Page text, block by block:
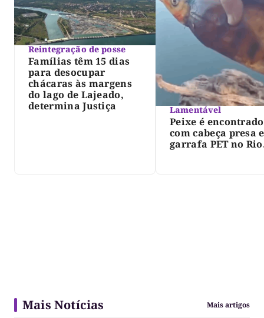
Reintegração de posse
Famílias têm 15 dias
para desocupar
chácaras às margens
do lago de Lajeado,
determina Justiça
Lamentável
Peixe é encontrado
com cabeça presa
garrafa PET no Rio
Mais Notícias Mais artigos